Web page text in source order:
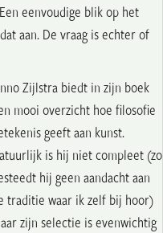
eenvoudige blik op het
aan. De vraag is echter of
Zijlstra biedt in zijn boek
mooi overzicht hoe filosofie
geeft aan kunst.
is hij niet compleet (zo
hij geen aandacht aan
traditie waar ik zelf bij hoor)
zijn selectie is evenwichtig